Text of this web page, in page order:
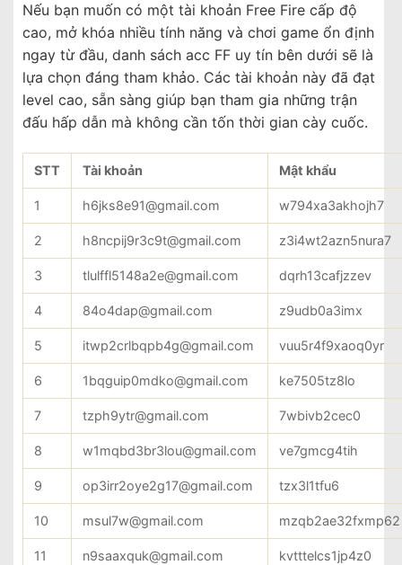
Nếu bạn muốn có một tài khoản Free Fire cấp độ
cao, mở khóa nhiều tính năng và chơi game ổn định
ngay từ đầu, danh sách acc FF uy tín bên dưới sẽ là
lựa chọn đáng tham khảo. Các tài khoản này đã đạt
level cao, sẵn sàng giúp bạn tham gia những trận
đấu hấp dẫn mà không cần tốn thời gian cày cuốc.
STT Tài khoản Mật khẩu
1 h6jks8e91@gmail.com w794xa3akhojh7
2 h8ncpij9r3c9t@gmail.com z3i4wt2azn5nura7
3 tlulffl5148a2e@gmail.com dqrh13cafjzzev
4 84o4dap@gmail.com z9udb0a3imx
5 itwp2crlbqpb4g@gmail.com vuu5r4f9xaoq0yr
6 1bqguip0mdko@gmail.com ke7505tz8lo
7 tzph9ytr@gmail.com 7wbivb2cec0
8 w1mqbd3br3lou@gmail.com ve7gmcg4tih
9 op3irr2oye2g17@gmail.com tzx3l1tfu6
10 msul7w@gmail.com mzqb2ae32fxmp62
11 n9saaxquk@gmail.com kvtttelcs1jp4z0